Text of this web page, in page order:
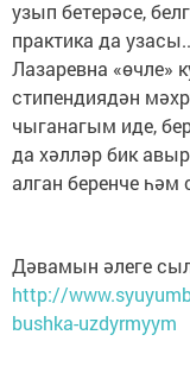
узып бетерәсе,
практика да
Лазаревна «өчле»
стипендиядән
чыганагым иде,
да хәлләр бик
алган беренче һәм
Дәвамын әлеге
http://
bushka-uzdyrmyym